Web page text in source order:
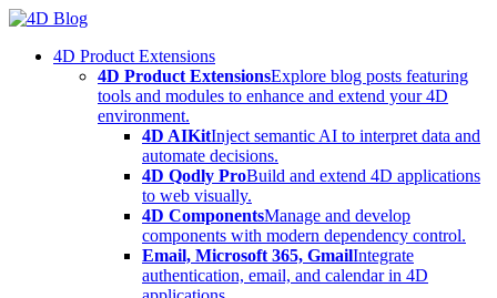
Skip
content4D Product Extensions
4D Product ExtensionsExplore blog posts featuring
tools and modules to enhance and extend your 4D
environment.
4D AIKitInject semantic AI to interpret data and
automate decisions.
4D Qodly ProBuild and extend 4D applications
to web visually.
4D ComponentsManage and develop
components with modern dependency control.
Email, Microsoft 365, GmailIntegrate
authentication, email, and calendar in 4D